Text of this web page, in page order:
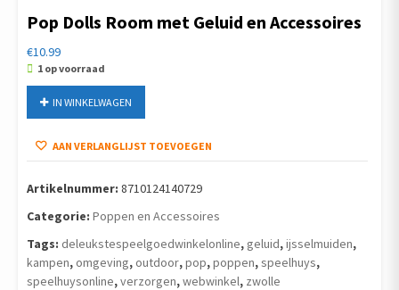
Pop Dolls Room met Geluid en Accessoires
€10.99
1 op voorraad
Dolls
met
en
aantal
IN WINKELWAGEN
AAN VERLANGLIJST TOEVOEGEN
Artikelnummer: 8710124140729
Categorie: Poppen en Accessoires
Tags: deleukstespeelgoedwinkelonline, geluid,ijsselmuiden,
kampen, omgeving, outdoor,pop,poppen,speelhuys,
speelhuysonline,verzorgen,webwinkel, zwolle